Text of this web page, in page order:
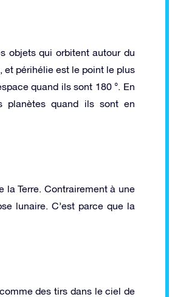
objets qui orbitent autour du
et périhélie est le point le plus
quand ils sont 180 °. En
planètes quand ils sont en
la Terre. Contrairement à une
lunaire. C’est parce que la
des tirs dans le ciel de